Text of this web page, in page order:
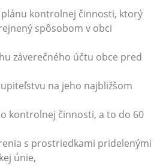
kontrolnej činnosti, ktorý
spôsobom v obci
záverečného účtu obce pred
na jeho najbližšom
kontrolnej činnosti, a to do 60
s prostriedkami pridelenými
únie,